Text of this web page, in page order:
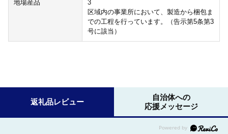
地場産品
3
区域内の事業所において、製造から梱包ま
での工程を行っています。（告示第5条第3
号に該当）
返礼品レビュー
自治体への
応援メッセージ